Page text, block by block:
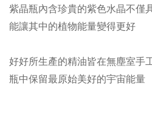
紫晶瓶內含珍貴的紫色水晶不僅
能讓其中的植物能量變得更好
好好所生產的精油皆在無塵室手
瓶中保留最原始美好的宇宙能量